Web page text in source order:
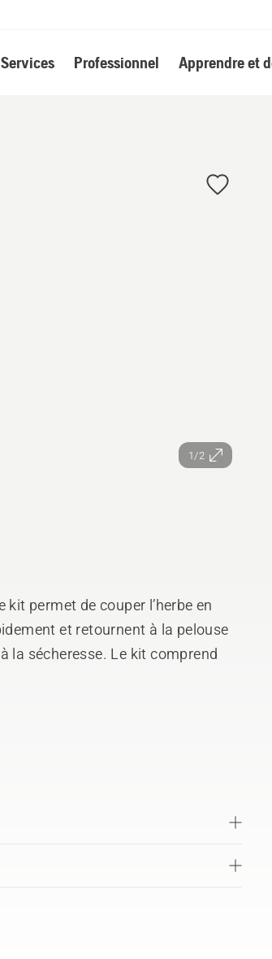
Services Professionnel Apprendre et
1/2
permet de couper l’herbe en
et retournent à la pelouse
la sécheresse. Le kit comprend